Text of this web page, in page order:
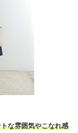
な雰囲気やこなれ感